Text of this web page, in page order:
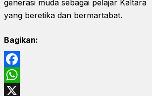
generasi muda sebagai pelajar Kaltara
yang beretika dan bermartabat.
Bagikan:
Facebook
WhatsApp